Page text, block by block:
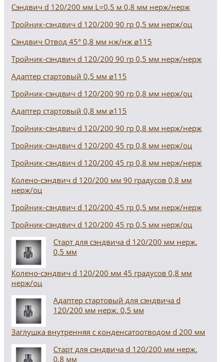
Сэндвич d 120/200 мм L=0,5 м 0,8 мм нерж/нерж
Тройник-сэндвич d 120/200 90 гр 0,5 мм нерж/оц
Сэндвич Отвод 45° 0,8 мм нж/нж ⌀115
Тройник-сэндвич d 120/200 90 гр 0,5 мм нерж/нерж
Адаптер стартовый 0,5 мм ⌀115
Тройник-сэндвич d 120/200 90 гр 0,8 мм нерж/оц
Адаптер стартовый 0,8 мм ⌀115
Тройник-сэндвич d 120/200 90 гр 0,8 мм нерж/нерж
Тройник-сэндвич d 120/200 45 гр 0,8 мм нерж/оц
Тройник-сэндвич d 120/200 45 гр 0,8 мм нерж/нерж
Колено-сэндвич d 120/200 мм 90 градусов 0,8 мм
нерж/оц
Тройник-сэндвич d 120/200 45 гр 0,5 мм нерж/нерж
Тройник-сэндвич d 120/200 45 гр 0,5 мм нерж/оц
Старт для сэндвича d 120/200 мм нерж.
0,5 мм
Колено-сэндвич d 120/200 мм 45 градусов 0,8 мм
нерж/оц
Адаптер стартовый для сэндвича d
120/200 мм нерж. 0,5 мм
Заглушка внутренняя с конденсатоотводом d 200 мм
Старт для сэндвича d 120/200 мм нерж.
0,8 мм